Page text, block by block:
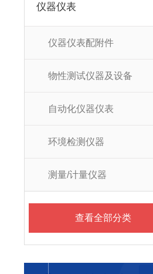
仪器仪表
仪器仪表配附件
物性测试仪器及设备
自动化仪器仪表
环境检测仪器
测量/计量仪器
查看全部分类